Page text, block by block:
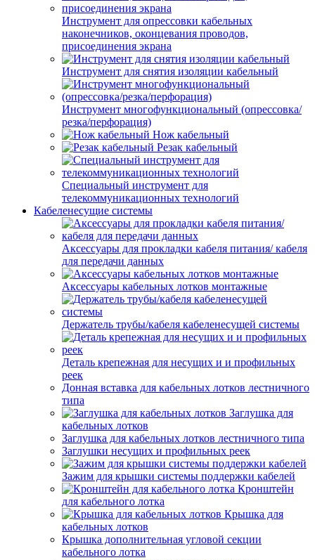
Инструмент для опрессовки кабельных
наконечников, оконцевания проводов,
присоединения экрана
Инструмент для снятия изоляции кабельный
Инструмент многофункциональный (опрессовка/
резка/перфорация)
Нож кабельный
Резак кабельный
Специальный инструмент для
телекоммуникационных технологий
Кабеленесущие системы
Аксессуары для прокладки кабеля питания/ кабеля
для передачи данных
Аксессуары кабельных лотков монтажные
Держатель трубы/кабеля кабеленесущей системы
Деталь крепежная для несущих и и профильных
реек
Донная вставка для кабельных лотков лестничного
типа
Заглушка для
кабельных лотков
Заглушка для кабельных лотков лестничного типа
Заглушки несущих и профильных реек
Зажим для крышки системы поддержки кабелей
Кронштейн
для кабельного лотка
Крышка для
кабельных лотков
Крышка дополнительная угловой секции
кабельного лотка